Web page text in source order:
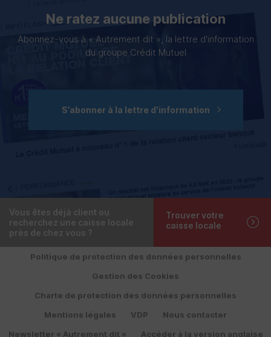
Ne ratez aucune publication
Abonnez-vous à « Autrement dit », la lettre d'information
du groupe Crédit Mutuel
S’abonner à la lettre d'information
Vous êtes déjà client ou
recherchez une caisse locale
près de chez vous ?
Trouver votre
caisse locale
Politique de protection des données personnelles
Gestion des Cookies
Charte de protection des données personnelles
Mentions légales
VDP
Nous contacter
Newsletter « Autrement dit »
Accéder à la version anglaise